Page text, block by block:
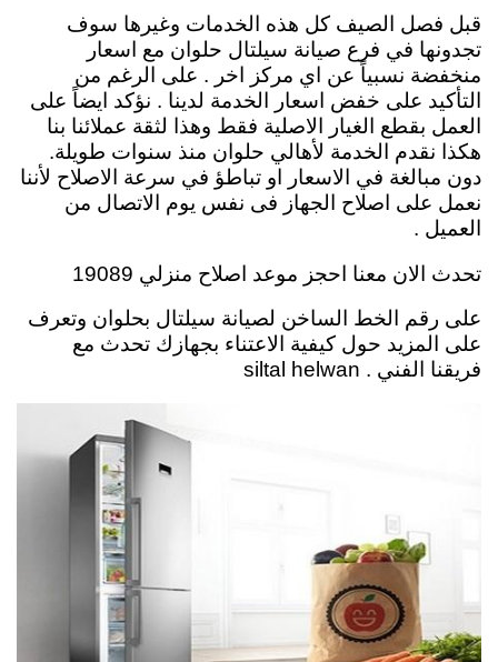
قبل فصل الصيف كل هذه الخدمات وغيرها سوف
تجدونها في فرع صيانة سيلتال حلوان مع اسعار
منخفضة نسبياً عن اي مركز اخر . على الرغم من
التأكيد على خفض اسعار الخدمة لدينا . نؤكد ايضاً على
العمل بقطع الغيار الاصلية فقط وهذا لثقة عملائنا بنا
هكذا نقدم الخدمة لأهالي حلوان منذ سنوات طويلة.
دون مبالغة في الاسعار او تباطؤ في سرعة الاصلاح لأننا
نعمل على اصلاح الجهاز فى نفس يوم الاتصال من
العميل .
تحدث الان معنا احجز موعد اصلاح منزلي 19089
على رقم الخط الساخن لصيانة سيلتال بحلوان وتعرف
على المزيد حول كيفية الاعتناء بجهازك تحدث مع
فريقنا الفني . siltal helwan